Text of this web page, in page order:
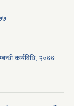
कार्यविधि, २०७७